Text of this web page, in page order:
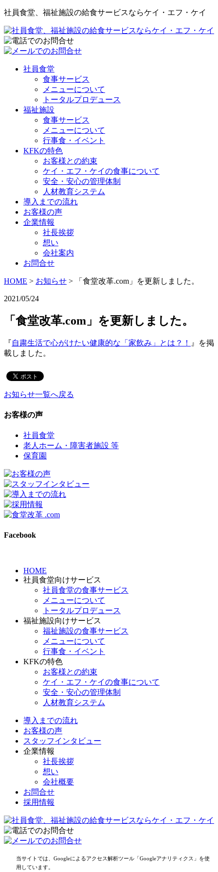
社員食堂、福祉施設の給食サービスならケイ・エフ・ケイ
社員食堂
食事サービス
メニューについて
トータルプロデュース
福祉施設
食事サービス
メニューについて
行事食・イベント
KFKの特色
お客様との約束
ケイ・エフ・ケイの食事について
安全・安心の管理体制
人材教育システム
導入までの流れ
お客様の声
企業情報
社長挨拶
想い
会社案内
お問合せ
HOME > お知らせ > 「食堂改革.com」を更新しました。
2021/05/24
「食堂改革.com」を更新しました。
『自粛生活で心がけたい健康的な「家飲み」とは？！
』を掲
載しました。
お知らせ一覧へ戻る
お客様の声
社員食堂
老人ホーム・障害者施設 等
保育園
Facebook
HOME
社員食堂向けサービス
社員食堂の食事サービス
メニューについて
トータルプロデュース
福祉施設向けサービス
福祉施設の食事サービス
メニューについて
行事食・イベント
KFKの特色
お客様との約束
ケイ・エフ・ケイの食事について
安全・安心の管理体制
人材教育システム
導入までの流れ
お客様の声
スタッフインタビュー
企業情報
社長挨拶
想い
会社概要
お問合せ
採用情報
当サイトでは、Googleによるアクセス解析ツール「Googleアナリティクス」を使
用しています。